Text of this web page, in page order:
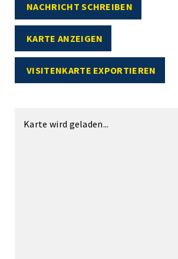
NACHRICHT SCHREIBEN
KARTE ANZEIGEN
VISITENKARTE EXPORTIEREN
Karte wird geladen...